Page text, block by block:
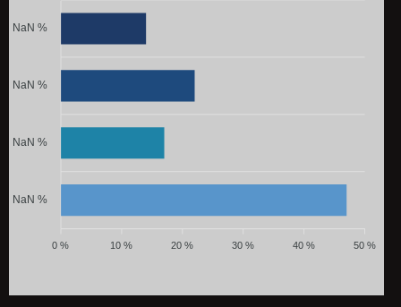
NaN %
NaN %
NaN %
NaN %
50 %
40 %
30 %
20 %
10 %
0 %